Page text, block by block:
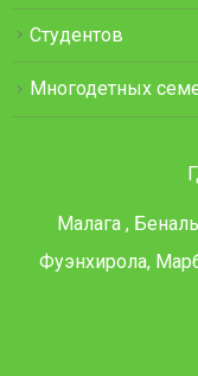
Студентов
Многодетных
Малага ,
Фуэнхирола,